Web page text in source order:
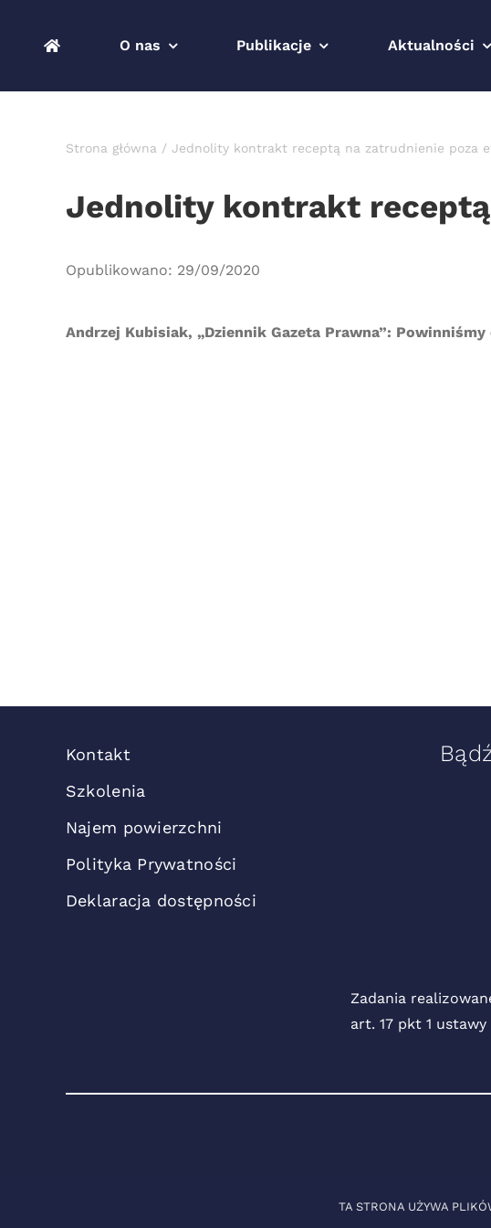
O nas Publikacje Aktualności
Strona główna Jednolity kontrakt receptą na zatrudnienie poza
Jednolity kontrakt
Opublikowano: 29/09/2020
Andrzej Kubisiak, „Dziennik Gazeta Prawna”:
Kontakt
Szkolenia
Najem powierzchni
Polityka Prywatności
Deklaracja dostępności
Zadania
art. 17 pkt 1
©
TA STRONA UŻYWA